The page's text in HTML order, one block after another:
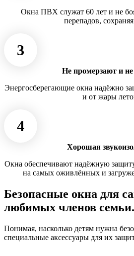
Окна ПВХ служат 60 лет и не
перепадов,
3
Не промерзают и
Энергосберегающие окна надёжно
и от жары
4
Хорошая
Окна обеспечивают надёжную
на самых оживлённых и
Безопасные окна для
любимых членов семьи.
Понимая, насколько детям нужна
специальные аксессуары для их